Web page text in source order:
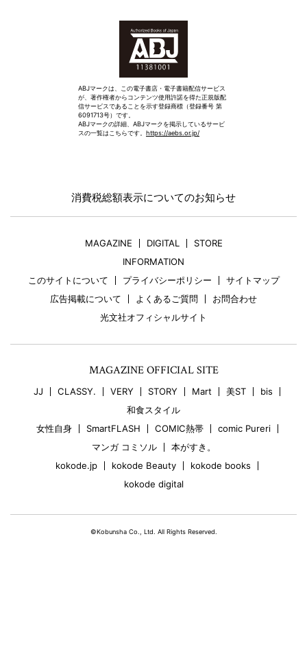
ABJマークは、この電子書店・電子書籍配信サービス
が、著作権者からコンテンツ使用許諾を得た正規版配
信サービスであることを示す登録商標（登録番号 第
6091713号）です。
ABJマークの詳細、ABJマークを掲示しているサービ
スの一覧はこちらです。 https://aebs.or.jp/
消費税総額表示についてのお知らせ
MAGAZINE DIGITAL
STORE
INFORMATION
このサイトについて
プライバシーポリシー
サイトマップ
広告掲載について
よくあるご質問
お問合わせ
光文社オフィシャルサイト
MAGAZINE OFFICIAL SITE
JJ CLASSY. VERY STORY Mart 美ST
bis
和食スタイル
女性自身
SmartFLASH COMIC熱帯
comic Pureri
マンガ コミソル
本がすき。
kokode.jp
kokode Beauty
kokode books
kokode digital
©Kobunsha Co., Ltd. All Rights Reserved.